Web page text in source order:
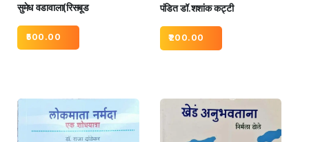
सुमेध वडावाला(रिसबूड
500.00
पंडित डॉ.शशांक कट्टी
200.00